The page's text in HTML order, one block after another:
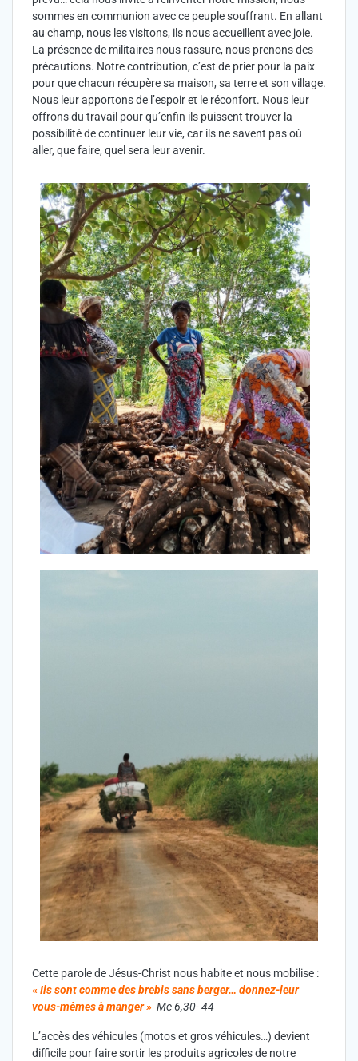
sommes en communion avec ce peuple souffrant. En allant
au champ, nous les visitons, ils nous accueillent avec joie.
La présence de militaires nous rassure, nous prenons des
précautions. Notre contribution, c’est de prier pour la paix
pour que chacun récupère sa maison, sa terre et son village.
Nous leur apportons de l’espoir et le réconfort. Nous leur
offrons du travail pour qu’enfin ils puissent trouver la
possibilité de continuer leur vie, car ils ne savent pas où
aller, que faire, quel sera leur avenir.
Cette parole de Jésus-Christ nous habite et nous mobilise :
« Ils sont comme des brebis sans berger… donnez-leur
vous-mêmes à manger » Mc 6,30- 44
L’accès des véhicules (motos et gros véhicules…) devient
difficile pour faire sortir les produits agricoles de notre